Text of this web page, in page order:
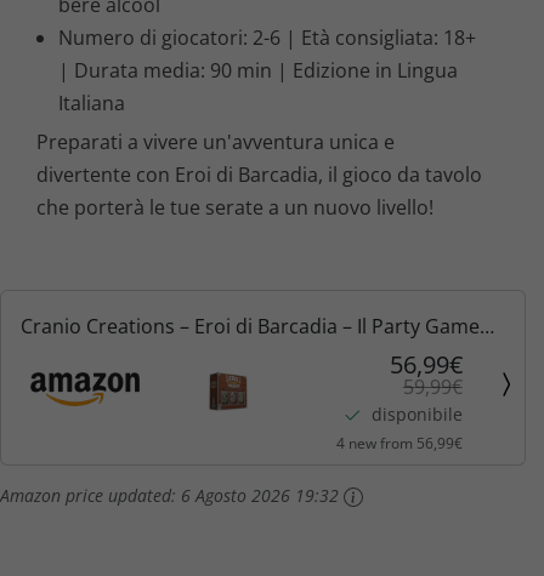
Numero di giocatori: 2-6 | Età consigliata: 18+
| Durata media: 90 min | Edizione in Lingua
Italiana
Preparati a vivere un'avventura unica e
divertente con Eroi di Barcadia, il gioco da tavolo
che porterà le tue serate a un nuovo livello!
Cranio Creations – Eroi di Barcadia – Il Party Game
Perfetto per La Vostra Sete di Avventura – Dungeon
da Costruire, Sfide e Bevute | Edizione Italiana
56,99€
59,99€
disponibile
4 new from 56,99€
Amazon price updated: 6 Agosto 2026 19:32